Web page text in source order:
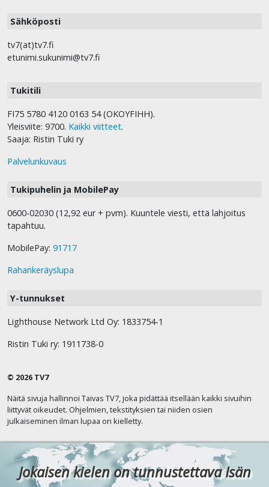
Sähköposti
tv7(at)tv7.fi
etunimi.sukunimi@tv7.fi
Tukitili
FI75 5780 4120 0163 54 (OKOYFIHH).
Yleisviite: 9700. Kaikki viitteet.
Saaja: Ristin Tuki ry
Palvelunkuvaus
Tukipuhelin ja MobilePay
0600-02030 (12,92 eur + pvm). Kuuntele viesti, että lahjoitus
tapahtuu.
MobilePay: 91717
Rahankeräyslupa
Y-tunnukset
Lighthouse Network Ltd Oy: 1833754-1
Ristin Tuki ry: 1911738-0
© 2026 TV7
Näitä sivuja hallinnoi Taivas TV7, joka pidättää itsellään kaikki sivuihin
liittyvät oikeudet. Ohjelmien, tekstityksien tai niiden osien
julkaiseminen ilman lupaa on kielletty.
Jokaisen kielen on tunnustettava Isän